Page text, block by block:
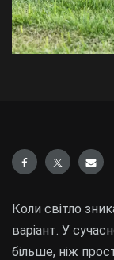
Коли світло
варіант. У
більше, ніж